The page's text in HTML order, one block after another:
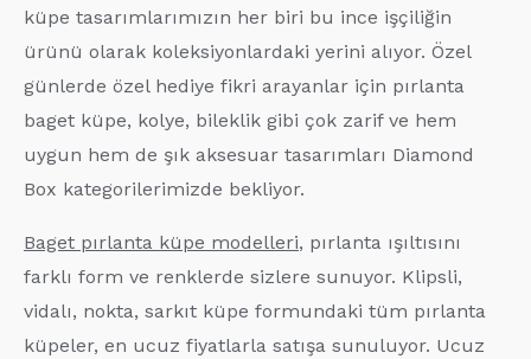
küpe tasarımlarımızın her biri bu ince işçiliğin
ürünü olarak koleksiyonlardaki yerini alıyor. Özel
günlerde özel hediye fikri arayanlar için pırlanta
baget küpe, kolye, bileklik gibi çok zarif ve hem
uygun hem de şık aksesuar tasarımları Diamond
Box kategorilerimizde bekliyor.
Baget pırlanta küpe modelleri, pırlanta ışıltısını
farklı form ve renklerde sizlere sunuyor. Klipsli,
vidalı, nokta, sarkıt küpe formundaki tüm pırlanta
küpeler, en ucuz fiyatlarla satışa sunuluyor. Ucuz